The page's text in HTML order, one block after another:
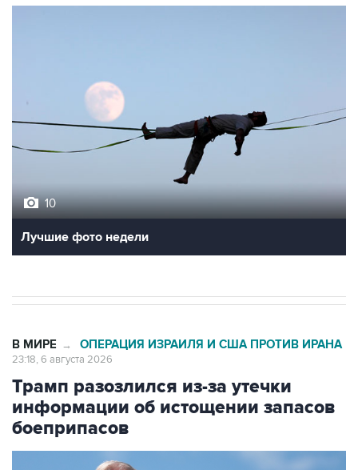
Лучшие фото недели
Трамп разозлился из-за утечки
информации об истощении запасов
боеприпасов